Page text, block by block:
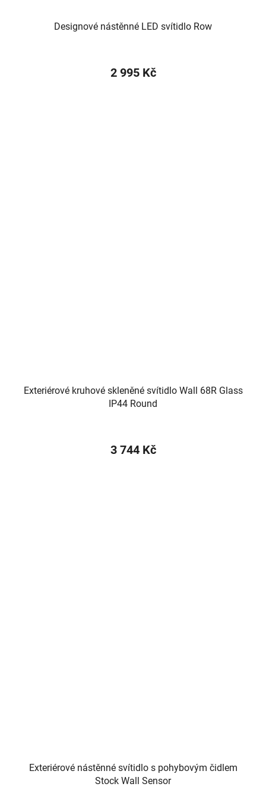
Designové nástěnné LED svítidlo Row
2 995 Kč
Exteriérové kruhové skleněné svítidlo Wall 68R Glass
IP44 Round
3 744 Kč
Exteriérové nástěnné svítidlo s pohybovým čidlem
Stock Wall Sensor